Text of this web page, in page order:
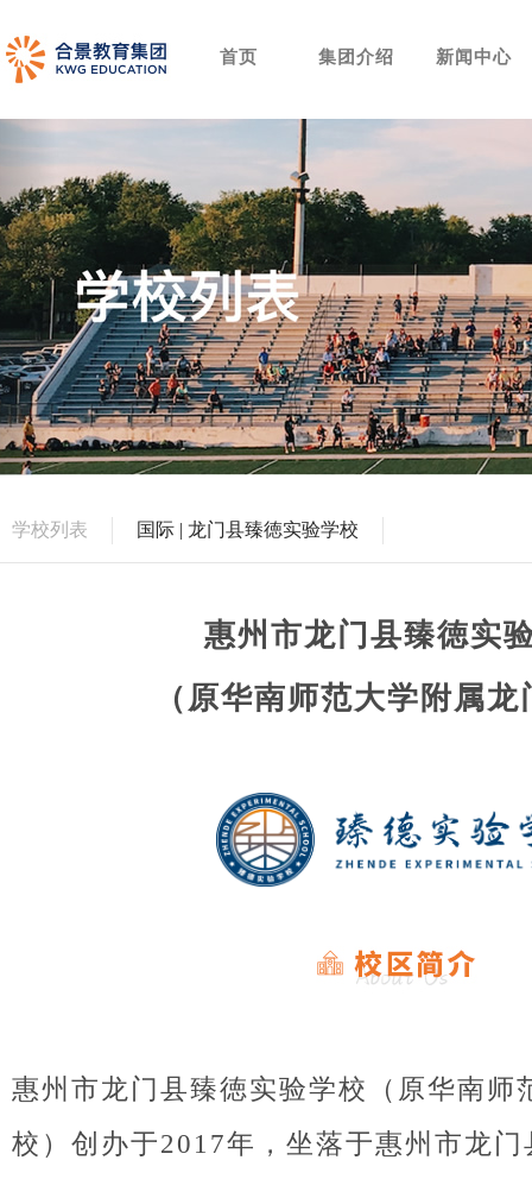
首页 集团介绍 新闻中心
学校列表 国际 | 龙门县臻徳实验学校
惠州市龙门县臻徳实
（原华南师范大学附属
惠州市龙门县臻徳实验学校（原华南师
校）创办于2017年，坐落于惠州市龙